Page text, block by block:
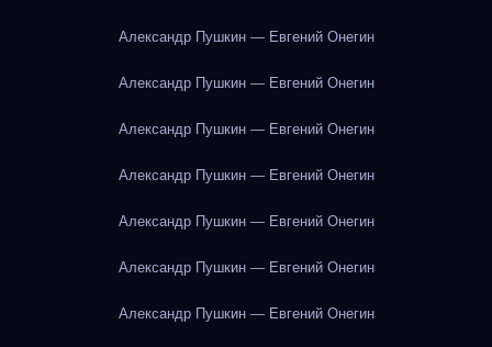
Александр Пушкин — Евгений Онегин
Александр Пушкин — Евгений Онегин
Александр Пушкин — Евгений Онегин
Александр Пушкин — Евгений Онегин
Александр Пушкин — Евгений Онегин
Александр Пушкин — Евгений Онегин
Александр Пушкин — Евгений Онегин